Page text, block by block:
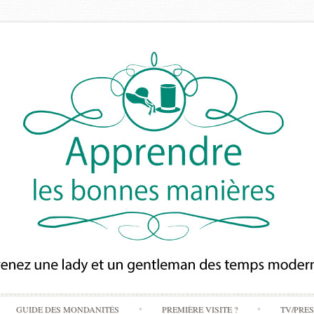
Skip
GUIDE DES MONDANITÉS PREMIÈRE VISITE ? TV/